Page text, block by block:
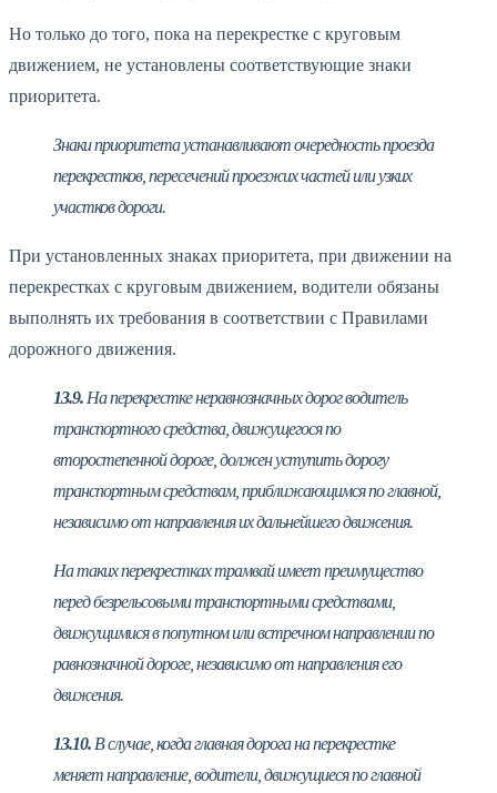
Но только до того, пока на перекрестке с круговым
движением, не установлены соответствующие знаки
приоритета.
Знаки приоритета устанавливают очередность проезда
перекрестков, пересечений проезжих частей или узких
участков дороги.
При установленных знаках приоритета, при движении на
перекрестках с круговым движением, водители обязаны
выполнять их требования в соответствии с Правилами
дорожного движения.
13.9. На перекрестке неравнозначных дорог водитель
транспортного средства, движущегося по
второстепенной дороге, должен уступить дорогу
транспортным средствам, приближающимся по главной,
независимо от направления их дальнейшего движения.
На таких перекрестках трамвай имеет преимущество
перед безрельсовыми транспортными средствами,
движущимися в попутном или встречном направлении по
равнозначной дороге, независимо от направления его
движения.
13.10. В случае, когда главная дорога на перекрестке
меняет направление, водители, движущиеся по главной